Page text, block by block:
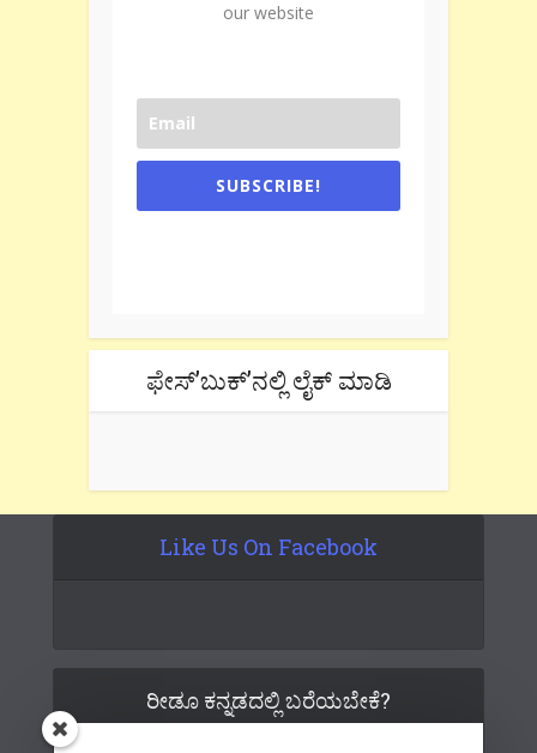
our website
SUBSCRIBE!
ಫೇಸ್’ಬುಕ್’ನಲ್ಲಿ ಲೈಕ್ ಮಾಡಿ
Like Us On Facebook
ರೀಡೂ ಕನ್ನಡದಲ್ಲಿ ಬರೆಯಬೇಕೆ?